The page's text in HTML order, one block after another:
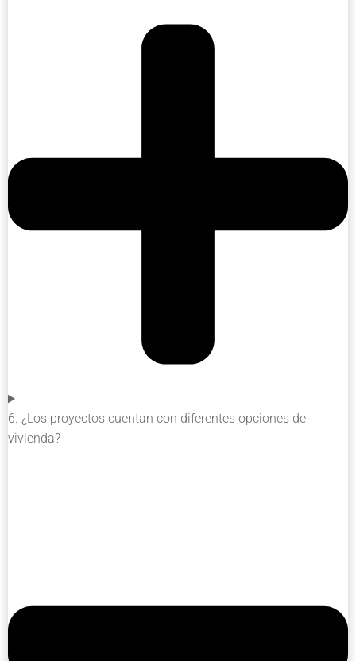
6. ¿Los proyectos cuentan con diferentes opciones de
vivienda?